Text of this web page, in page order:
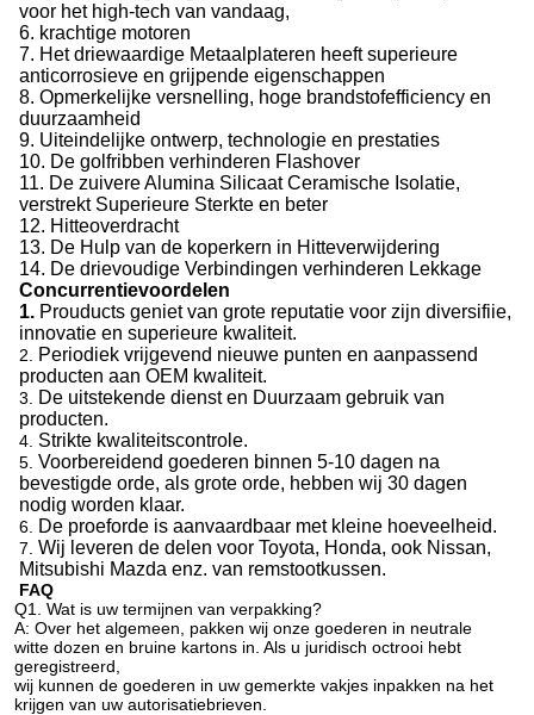
voor het high-tech van vandaag,
6. krachtige motoren
7. Het driewaardige Metaalplateren heeft superieure
anticorrosieve en grijpende eigenschappen
8. Opmerkelijke versnelling, hoge brandstofefficiency en
duurzaamheid
9. Uiteindelijke ontwerp, technologie en prestaties
10. De golfribben verhinderen Flashover
11. De zuivere Alumina Silicaat Ceramische Isolatie,
verstrekt Superieure Sterkte en beter
12. Hitteoverdracht
13. De Hulp van de koperkern in Hitteverwijdering
14. De drievoudige Verbindingen verhinderen Lekkage
Concurrentievoordelen
1. Prouducts geniet van grote reputatie voor zijn diversifiie,
innovatie en superieure kwaliteit.
2.
Periodiek vrijgevend nieuwe punten en aanpassend
producten aan OEM kwaliteit.
3.
De uitstekende dienst en Duurzaam gebruik van
producten.
4. Strikte kwaliteitscontrole.
5. Voorbereidend goederen binnen 5-10 dagen na
bevestigde orde, als grote orde, hebben wij 30 dagen
nodig worden klaar.
6. De proeforde is aanvaardbaar met kleine hoeveelheid.
7. Wij leveren de delen voor Toyota, Honda, ook Nissan,
Mitsubishi Mazda enz. van remstootkussen.
FAQ
Q1. Wat is uw termijnen van verpakking?
A: Over het algemeen, pakken wij onze goederen in neutrale
witte dozen en bruine kartons in. Als u juridisch octrooi hebt
geregistreerd,
wij kunnen de goederen in uw gemerkte vakjes inpakken na het
krijgen van uw autorisatiebrieven.